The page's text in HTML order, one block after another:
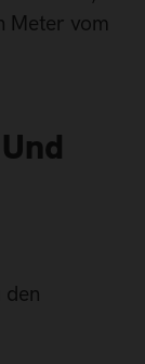
Meter vom
den